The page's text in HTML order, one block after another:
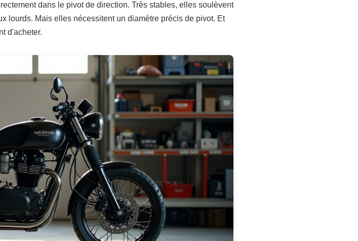
dans le pivot de direction. Très stables, elles soulèvent
lourds. Mais elles nécessitent un diamètre précis de pivot. Et
d'acheter.